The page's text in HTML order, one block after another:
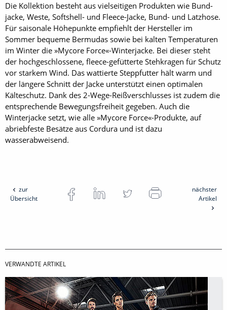
Die Kollektion besteht aus vielseitigen Produkten wie Bund­
jacke, Weste, Soft­shell- und Fleece-Jacke, Bund- und Latzhose.
Für saisonale Höhepunkte empfiehlt der Hersteller im
Sommer bequeme Ber­mudas sowie bei kalten Temperaturen
im ­Winter die »Mycore Force«-Winterjacke. Bei dieser steht
der hochgeschlossene, fleece-gefütterte Stehkragen für Schutz
vor starkem Wind. Das wattierte Steppfutter hält warm und
der längere Schnitt der Jacke unterstützt einen optimalen
Kälteschutz. Dank des 2-Wege-Reißverschlusses ist zudem die
entsprechende Bewegungsfreiheit gegeben. Auch die
Winterjacke setzt, wie alle »Mycore Force«-Produkte, auf
abriebfeste Besätze aus Cordura und ist dazu
wasserabweisend.
zur
Übersicht
nächster
Artikel
VERWANDTE ARTIKEL